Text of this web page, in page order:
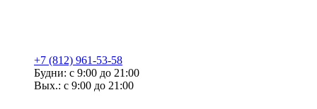
+7 (812) 961-53-58
Будни: с 9:00 до 21:00
Вых.: с 9:00 до 21:00